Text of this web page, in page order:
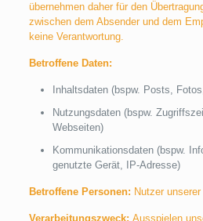
übernehmen daher für den
zwischen dem Absender und dem
keine Verantwortung.
Betroffene Daten:
Inhaltsdaten (bspw. Posts,
Nutzungsdaten (bspw.
Webseiten)
Kommunikationsdaten (bspw.
genutzte Gerät, IP-Adresse)
Betroffene Personen: Nutzer
Verarbeitungszweck: Ausspielen